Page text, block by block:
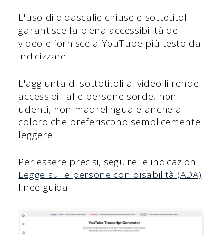
L'uso di didascalie chiuse e sottotitoli
garantisce la piena accessibilità dei
video e fornisce a YouTube più testo da
indicizzare.
L'aggiunta di sottotitoli ai video li rende
accessibili alle persone sorde, non
udenti, non madrelingua e anche a
coloro che preferiscono semplicemente
leggere.
Per essere precisi, seguire le indicazioni
Legge sulle persone con disabilità (ADA)
linee guida.